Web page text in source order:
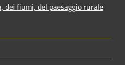
dei fiumi, del paesaggio rurale